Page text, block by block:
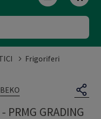
Frigoriferi
BEKO
- PRMG GRADING